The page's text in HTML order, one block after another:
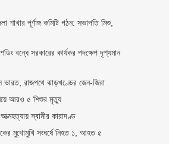
শাখার পূর্ণাঙ্গ কমিটি গঠন: সভাপতি মিশু,
বন্ধে সরকারের কার্যকর পদক্ষেপ দৃশ্যমান
রাজপথে ঝাড়খণ্ডের জেন-জিরা
আরও ৫ শিশুর মৃত্যু
আত্মহত্যায় স্বামীর কারাদণ্ড
মুখোমুখি সংঘর্ষে নিহত ১, আহত ৫